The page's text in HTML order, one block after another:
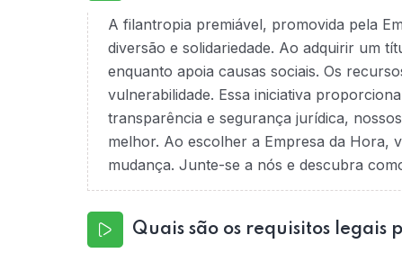
A filantropia premiável, promovida pela
diversão e solidariedade. Ao adquirir um
enquanto apoia causas sociais. Os
vulnerabilidade. Essa iniciativa
transparência e segurança jurídica,
melhor. Ao escolher a Empresa da Hora,
mudança. Junte-se a nós e descubra
Quais são os requisitos legais